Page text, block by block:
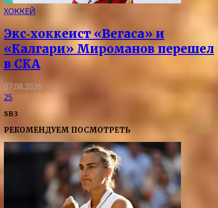
ХОККЕЙ
Экс‑хоккеист «Вегаса» и
«Калгари» Мироманов перешел
в СКА
07.08.2026
25
SB3
РЕКОМЕНДУЕМ ПОСМОТРЕТЬ